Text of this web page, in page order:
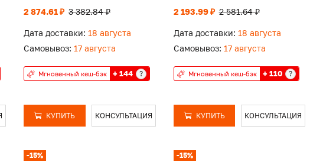
2 874.61 ₽ 3 382.84 ₽
Дата доставки: 18 августа
Самовывоз: 17 августа
Мгновенный кеш-бэк + 144 ?
КУПИТЬ КОНСУЛЬТАЦИЯ
2 193.99 ₽ 2 581.64 ₽
Дата доставки: 18 августа
Самовывоз: 17 августа
Мгновенный кеш-бэк + 110 ?
КУПИТЬ КОНСУЛЬТАЦИЯ
-15% -15%